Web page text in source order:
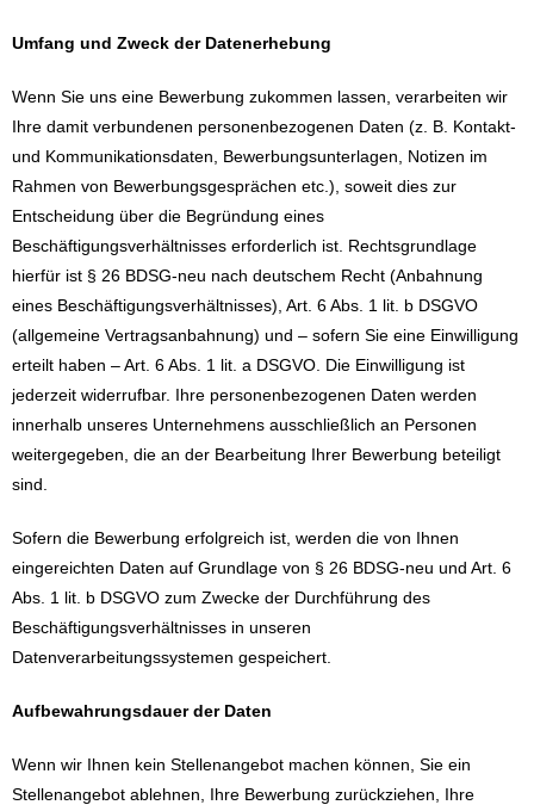
Umfang und Zweck der Datenerhebung
Wenn Sie uns eine Bewerbung zukommen lassen, verarbeiten wir
Ihre damit verbundenen personenbezogenen Daten (z. B. Kontakt-
und Kommunikationsdaten, Bewerbungsunterlagen, Notizen im
Rahmen von Bewerbungsgesprächen etc.), soweit dies zur
Entscheidung über die Begründung eines
Beschäftigungsverhältnisses erforderlich ist. Rechtsgrundlage
hierfür ist § 26 BDSG-neu nach deutschem Recht (Anbahnung
eines Beschäftigungsverhältnisses), Art. 6 Abs. 1 lit. b DSGVO
(allgemeine Vertragsanbahnung) und – sofern Sie eine Einwilligung
erteilt haben – Art. 6 Abs. 1 lit. a DSGVO. Die Einwilligung ist
jederzeit widerrufbar. Ihre personenbezogenen Daten werden
innerhalb unseres Unternehmens ausschließlich an Personen
weitergegeben, die an der Bearbeitung Ihrer Bewerbung beteiligt
sind.
Sofern die Bewerbung erfolgreich ist, werden die von Ihnen
eingereichten Daten auf Grundlage von § 26 BDSG-neu und Art. 6
Abs. 1 lit. b DSGVO zum Zwecke der Durchführung des
Beschäftigungsverhältnisses in unseren
Datenverarbeitungssystemen gespeichert.
Aufbewahrungsdauer der Daten
Wenn wir Ihnen kein Stellenangebot machen können, Sie ein
Stellenangebot ablehnen, Ihre Bewerbung zurückziehen, Ihre